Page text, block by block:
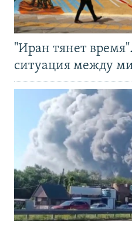
"Иран тянет
ситуация между